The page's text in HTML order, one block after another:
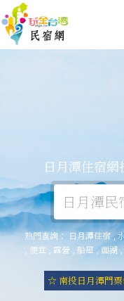
日月潭住宿
熱門查詢： 日月潭住宿 ,
便宜 露營 船屋 面湖,
☆ 南投日月潭門